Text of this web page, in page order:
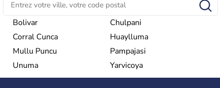
Bolivar
Chulpani
Corral Cunca
Huaylluma
Mullu Puncu
Pampajasi
Unuma
Yarvicoya